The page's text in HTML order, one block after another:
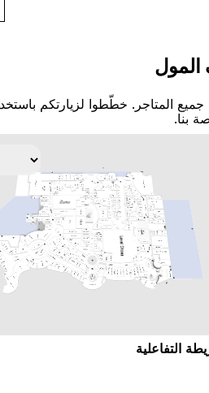
اﻟﻤﺘﺎﺟﺮ. ﺧﻄّﻄﻮا ﻟﺰﻳﺎﺭﺗﻜﻢ
ﺑﻨﺎ.
اﻟﺘﻔﺎﻋﻠﻴﺔ